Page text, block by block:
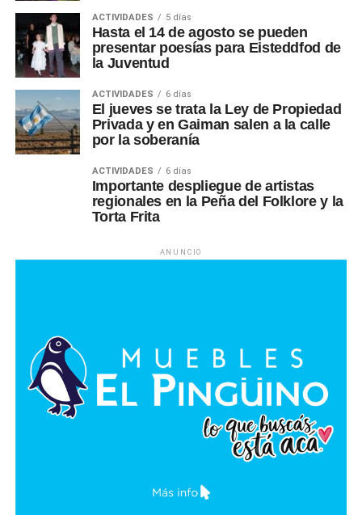
ACTIVIDADES 5 días
Hasta el 14 de agosto se pueden
presentar poesías para Eisteddfod de
la Juventud
ACTIVIDADES 6 días
El jueves se trata la Ley de Propiedad
Privada y en Gaiman salen a la calle
por la soberanía
ACTIVIDADES 6 días
Importante despliegue de artistas
regionales en la Peña del Folklore y la
Torta Frita
ANUNCIO